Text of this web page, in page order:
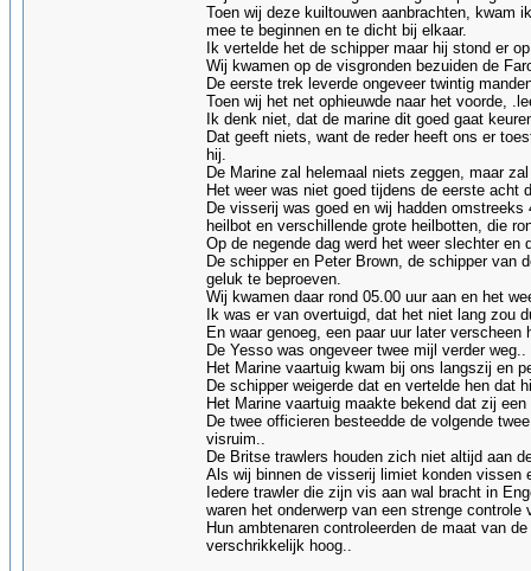
Toen wij deze kuiltouwen aanbrachten, kwam
mee te beginnen en te dicht bij elkaar.
Ik vertelde het de schipper maar hij stond er
Wij kwamen op de visgronden bezuiden de
De eerste trek leverde ongeveer twintig
Toen wij het net ophieuwde naar het voorde,
Ik denk niet, dat de marine dit goed gaat
Dat geeft niets, want de reder heeft ons er
hij.
De Marine zal helemaal niets zeggen, maar
Het weer was niet goed tijdens de eerste acht
De visserij was goed en wij hadden
heilbot en verschillende grote heilbotten, die
Op de negende dag werd het weer slechter en
De schipper en Peter Brown, de schipper van
geluk te beproeven.
Wij kwamen daar rond 05.00 uur aan en het
Ik was er van overtuigd, dat het niet lang zou
En waar genoeg, een paar uur later
De Yesso was ongeveer twee mijl verder weg..
Het Marine vaartuig kwam bij ons langszij en
De schipper weigerde dat en vertelde hen dat
Het Marine vaartuig maakte bekend dat zij
De twee officieren besteedde de volgende
visruim..
De Britse trawlers houden zich niet altijd aan
Als wij binnen de visserij limiet konden vissen
Iedere trawler die zijn vis aan wal bracht in
waren het onderwerp van een strenge
Hun ambtenaren controleerden de maat van
verschrikkelijk hoog..